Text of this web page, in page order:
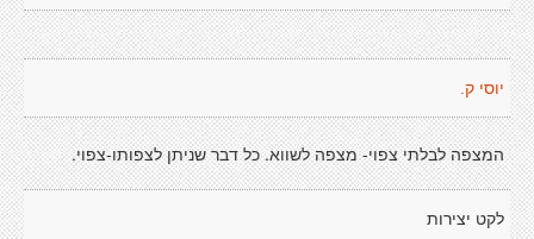
יוסי ק.
המצפה לבלתי צפוי- מצפה לשווא. כל דבר שניתן לצפותו-צפוי.
לקט יצירות